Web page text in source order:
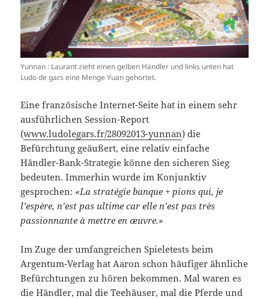
Yunnan : Laurant zieht einen gelben Händler und links unten hat
Ludo de gars eine Menge Yuan gehortet.
Eine französische Internet-Seite hat in einem sehr
ausführlichen Session-Report
(www.ludolegars.fr/28092013-yunnan) die
Befürchtung geäußert, eine relativ einfache
Händler-Bank-Strategie könne den sicheren Sieg
bedeuten. Immerhin wurde im Konjunktiv
gesprochen: «La stratégie banque + pions qui, je
l’espère, n’est pas ultime car elle n’est pas très
passionnante à mettre en œuvre.»
Im Zuge der umfangreichen Spieletests beim
Argentum-Verlag hat Aaron schon häufiger ähnliche
Befürchtungen zu hören bekommen. Mal waren es
die Händler, mal die Teehäuser, mal die Pferde und